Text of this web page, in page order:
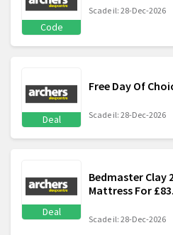
Code
Scade il: 28-Dec-2026
Deal
Free Day Of
Scade il: 28-Dec-2026
Deal
Bedmaster Clay
Mattress For
Scade il: 28-Dec-2026